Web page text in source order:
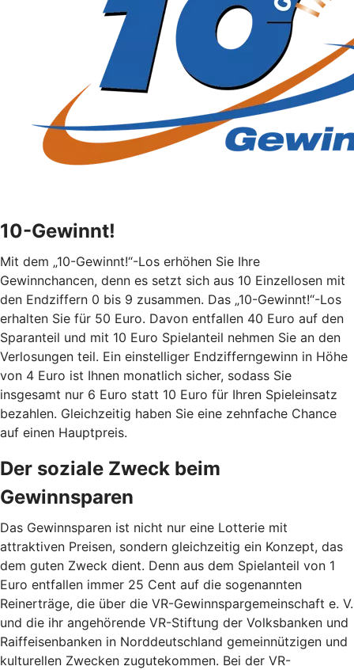
10-Gewinnt!
Mit dem „10-Gewinnt!“-Los erhöhen Sie Ihre
Gewinnchancen, denn es setzt sich aus 10 Einzellosen mit
den Endziffern 0 bis 9 zusammen. Das „10-Gewinnt!“-Los
erhalten Sie für 50 Euro. Davon entfallen 40 Euro auf den
Sparanteil und mit 10 Euro Spielanteil nehmen Sie an den
Verlosungen teil. Ein einstelliger Endzifferngewinn in Höhe
von 4 Euro ist Ihnen monatlich sicher, sodass Sie
insgesamt nur 6 Euro statt 10 Euro für Ihren Spieleinsatz
bezahlen. Gleichzeitig haben Sie eine zehnfache Chance
auf einen Hauptpreis.
Der soziale Zweck beim
Gewinnsparen
Das Gewinnsparen ist nicht nur eine Lotterie mit
attraktiven Preisen, sondern gleichzeitig ein Konzept, das
dem guten Zweck dient. Denn aus dem Spielanteil von 1
Euro entfallen immer 25 Cent auf die sogenannten
Reinerträge, die über die VR-Gewinnspargemeinschaft e. V.
und die ihr angehörende VR-Stiftung der Volksbanken und
Raiffeisenbanken in Norddeutschland gemeinnützigen und
kulturellen Zwecken zugutekommen. Bei der VR-